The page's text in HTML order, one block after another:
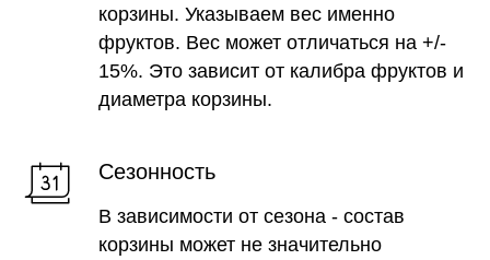
корзины. Указываем вес именно
фруктов. Вес может отличаться на +/-
15%. Это зависит от калибра фруктов и
диаметра корзины.
Сезонность
В зависимости от сезона - состав
корзины может не значительно